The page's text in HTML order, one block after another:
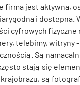
firma jest aktywna,
i dostępna.
cyfrowych fizyczne
telebimy, witryny
Są
stają się
są